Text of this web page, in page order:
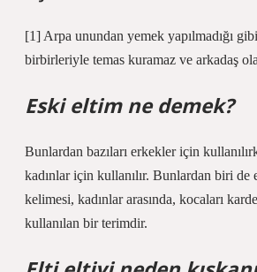
[1] Arpa unundan yemek yapılmadığı
birbirleriyle temas kuramaz ve arkadaş
Eski eltim ne demek?
Bunlardan bazıları erkekler için
kadınlar için kullanılır. Bunlardan biri
kelimesi, kadınlar arasında, kocaları
kullanılan bir terimdir.